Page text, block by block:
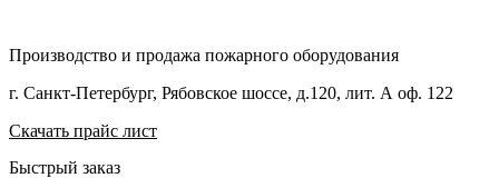
Производство и продажа пожарного оборудования
г. Санкт-Петербург, Рябовское шоссе, д.120, лит. А оф. 122
Скачать прайс лист
Быстрый заказ